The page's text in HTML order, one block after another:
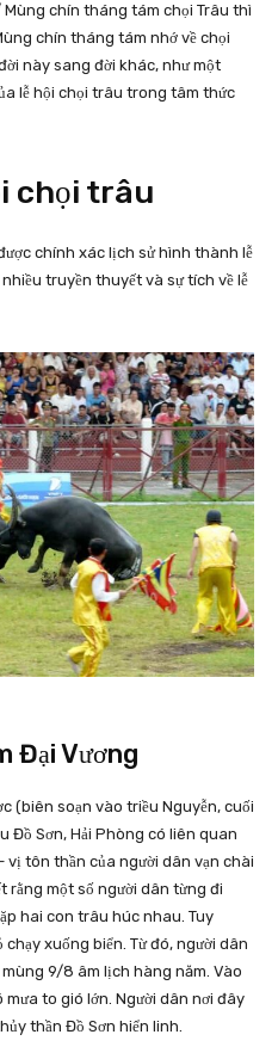
chín tháng tám chọi Trâu thì
chín tháng tám nhớ về chọi
này sang đời khác, như một
lễ hội chọi trâu trong tâm thức
chọi trâu
chính xác lịch sử hình thành lễ
truyền thuyết và sự tích về lễ
Đại Vương
(biên soạn vào triều Nguyễn, cuối
Đồ Sơn, Hải Phòng có liên quan
vị tôn thần của người dân vạn chài
rằng một số người dân từng đi
hai con trâu húc nhau. Tuy
xuống biển. Từ đó, người dân
9/8 âm lịch hàng năm. Vào
mưa to gió lớn. Người dân nơi đây
thần Đồ Sơn hiển linh.